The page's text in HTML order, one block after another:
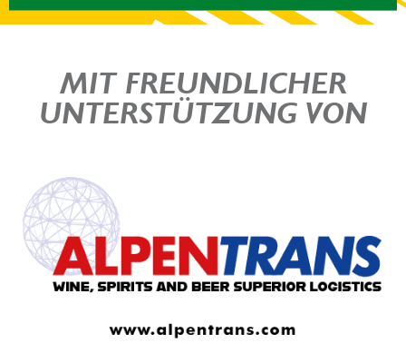
MIT FREUNDLICHER
UNTERSTÜTZUNG VON